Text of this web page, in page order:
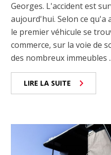
Georges. L'accident est
aujourd'hui. Selon ce qu'a
le premier véhicule se
commerce, sur la voie de
des nombreux immeubles
LIRE LA SUITE